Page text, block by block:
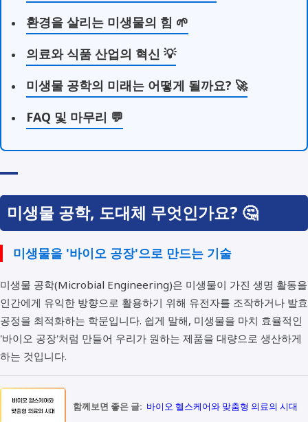
환경을 살리는 미생물의 힘 🌱
의료와 식품 산업의 혁신 💡
미생물 공학의 미래는 어떻게 될까요? 🚀
FAQ 및 마무리 💬
미생물 공학, 도대체 무엇인가요? 🤔
미생물을 '바이오 공장'으로 만드는 기술
미생물 공학(Microbial Engineering)은 미생물이 가진 생명 활동을
인간에게 유익한 방향으로 활용하기 위해 유전자를 조작하거나 발효
공정을 최적화하는 학문입니다. 쉽게 말해, 미생물을 마치 효율적인
'바이오 공장'처럼 만들어 우리가 원하는 제품을 대량으로 생산하게
하는 것입니다.
함께보면 좋은 글: 바이오 헬스케어와 맞춤형 의료의 시대